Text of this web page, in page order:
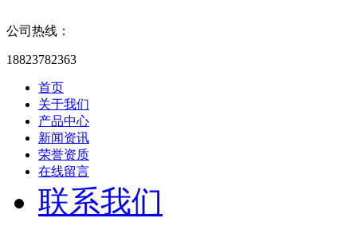
公司热线：
18823782363
首页
关于我们
产品中心
新闻资讯
荣誉资质
在线留言
联系我们